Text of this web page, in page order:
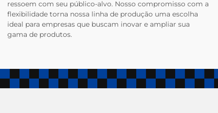
ressoem com seu público-alvo. Nosso compromisso com a
flexibilidade torna nossa linha de produção uma escolha
ideal para empresas que buscam inovar e ampliar sua
gama de produtos.